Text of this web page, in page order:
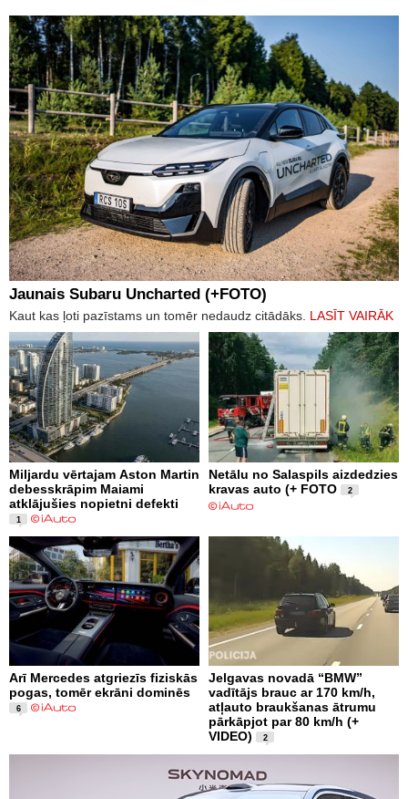
Jaunais Subaru Uncharted (+FOTO)
Kaut kas ļoti pazīstams un tomēr nedaudz citādāks. LASĪT VAIRĀK
Miljardu vērtajam Aston Martin
debesskrāpim Maiami
atklājušies nopietni defekti
1
Netālu no Salaspils aizdedzies
kravas auto (+ FOTO
2
Arī Mercedes atgriezīs fiziskās
pogas, tomēr ekrāni dominēs
6
Jelgavas novadā “BMW”
vadītājs brauc ar 170 km/h,
atļauto braukšanas ātrumu
pārkāpjot par 80 km/h (+
VIDEO)
2